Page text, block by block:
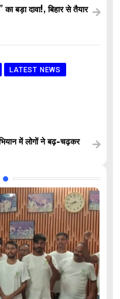
बड़ा दावा!, बिहार से तैयार
LATEST NEWS
में लोगों ने बढ़-चढ़कर